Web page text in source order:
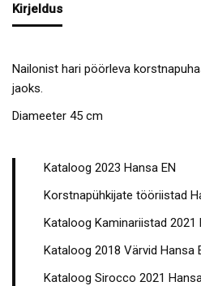
Kirjeldus
Nailonist hari pöörleva
jaoks.
Diameeter 45 cm
Kataloog 2023 Hansa EN
Korstnapühkijate tööriistad
Kataloog Kaminariistad 2021
Kataloog 2018 Värvid Hansa
Kataloog Sirocco 2021